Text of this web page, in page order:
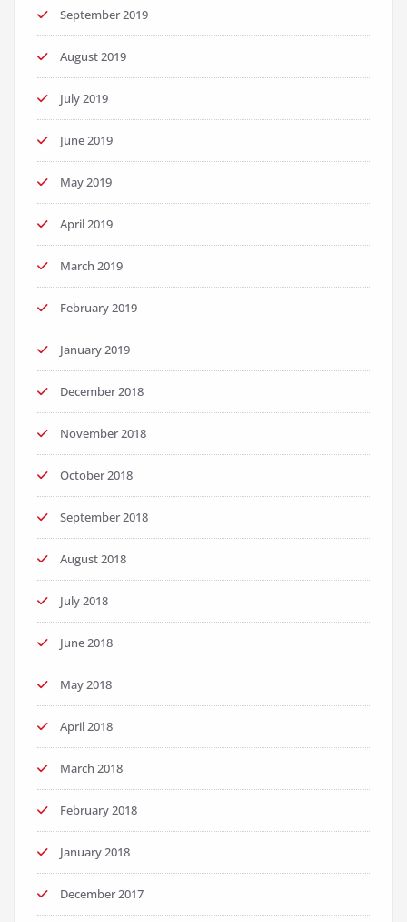
September 2019
August 2019
July 2019
June 2019
May 2019
April 2019
March 2019
February 2019
January 2019
December 2018
November 2018
October 2018
September 2018
August 2018
July 2018
June 2018
May 2018
April 2018
March 2018
February 2018
January 2018
December 2017